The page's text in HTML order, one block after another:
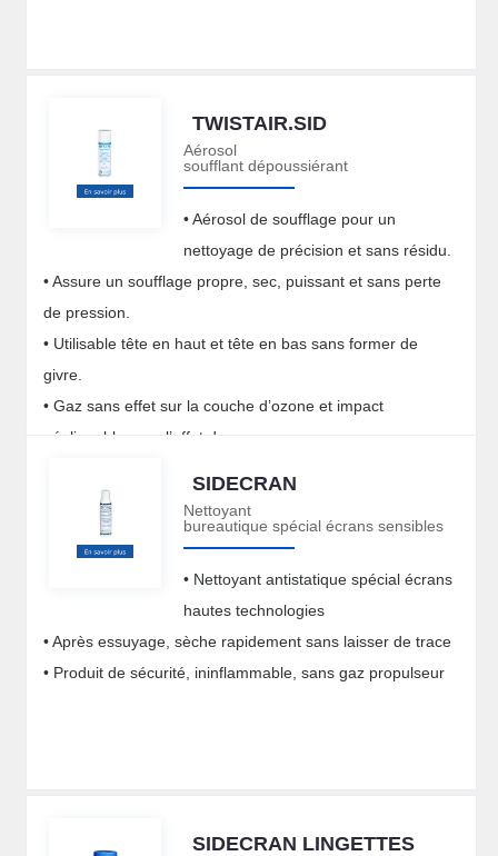
TWISTAIR.SID
Aérosol
soufflant dépoussiérant
• Aérosol de soufflage pour un
nettoyage de précision et sans résidu.
• Assure un soufflage propre, sec, puissant et sans perte
de pression.
• Utilisable tête en haut et tête en bas sans former de
givre.
• Gaz sans effet sur la couche d’ozone et impact
négligeable pour l’effet de serre.
SIDECRAN
Nettoyant
bureautique spécial écrans sensibles
• Nettoyant antistatique spécial écrans
hautes technologies
• Après essuyage, sèche rapidement sans laisser de trace
• Produit de sécurité, ininflammable, sans gaz propulseur
SIDECRAN LINGETTES